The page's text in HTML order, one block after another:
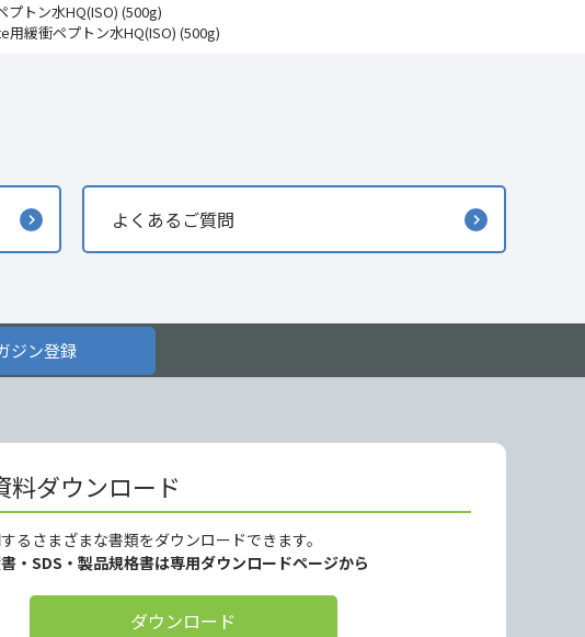
トン水HQ(ISO) (500g)
緩衝ペプトン水HQ(ISO) (500g)
よくあるご質問
ジン登録
料ダウンロード
るさまざまな書類をダウンロードできます。
・SDS・製品規格書は専用ダウンロードページから
ダウンロード